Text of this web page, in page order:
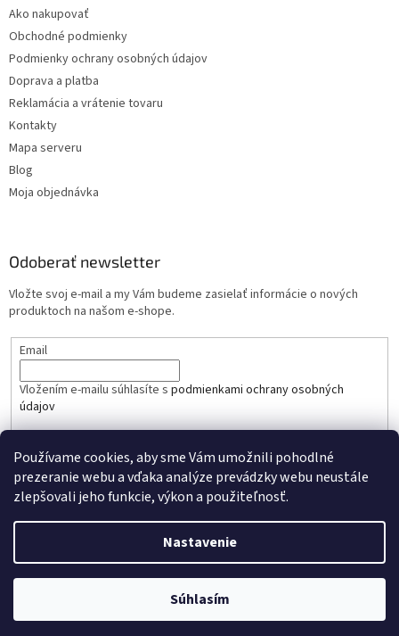
Používame cookies, aby sme Vám umožnili pohodlné
prezeranie webu a vďaka analýze prevádzky webu neustále
zlepšovali jeho funkcie, výkon a použiteľnosť.
Nastavenie
Súhlasím
Ako nakupovať
Obchodné podmienky
Podmienky ochrany osobných údajov
Doprava a platba
Reklamácia a vrátenie tovaru
Kontakty
Mapa serveru
Blog
Moja objednávka
Odoberať newsletter
Vložte svoj e-mail a my Vám budeme zasielať informácie o nových
produktoch na našom e-shope.
Email
Vložením e-mailu súhlasíte s podmienkami ochrany osobných
údajov
PRIHLÁSIŤ SA
Vytvoril Shoptet
mibandshop.sk. Všetky práva vyhradené.